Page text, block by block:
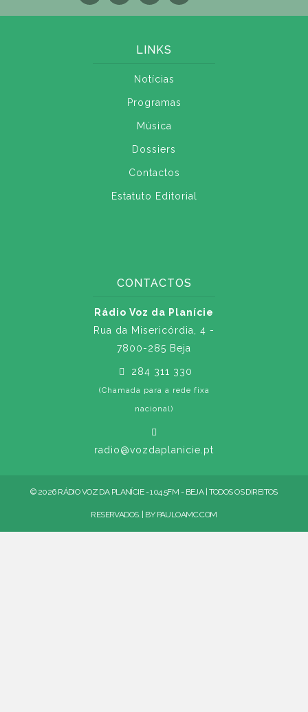
LINKS
Notícias
Programas
Música
Dossiers
Contactos
Estatuto Editorial
CONTACTOS
Rádio Voz da Planície
Rua da Misericórdia, 4 -
7800-285 Beja
284 311 330
(Chamada para a rede fixa
nacional)
radio@vozdaplanicie.pt
© 2026 RÁDIO VOZ DA PLANÍCIE - 104.5FM - BEJA | TODOS OS DIREITOS
RESERVADOS. | BY PAULOAMC.COM